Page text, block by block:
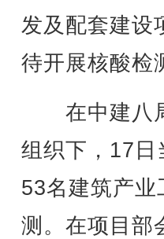
发及配套建设
待开展核酸检
在中建八局
组织下，17日
53名建筑产
测。在项目部